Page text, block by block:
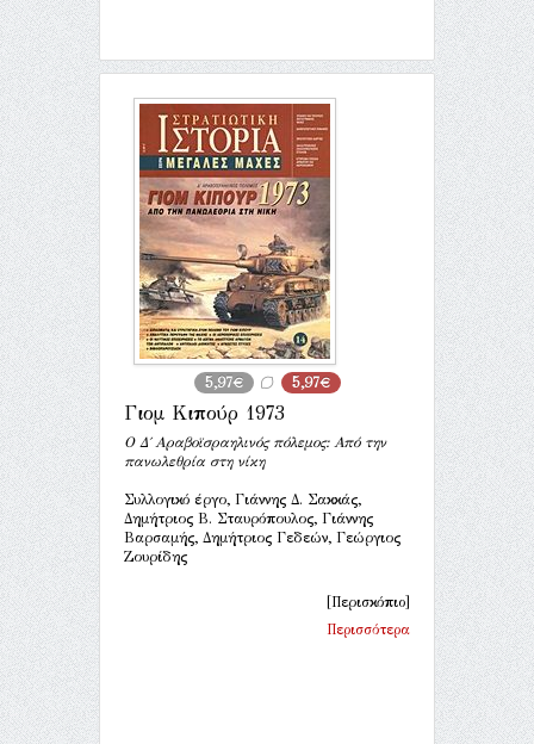
5,97€ 5,97€
Γιομ Κιπούρ 1973
Ο Δ΄ Αραβοϊσραηλινός πόλεμος: Από την
πανωλεθρία στη νίκη
Συλλογικό έργο, Γιάννης Δ. Σακκάς,
Δημήτριος Β. Σταυρόπουλος, Γιάννης
Βαρσαμής, Δημήτριος Γεδεών, Γεώργιος
Ζουρίδης
[Περισκόπιο]
Περισσότερα